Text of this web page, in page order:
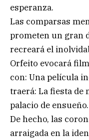
esperanza.
Las comparsas
prometen un gran
recreará el
Orfeito evocará
con: Una película
traerá: La fiesta de
palacio de ensueño.
De hecho, las
arraigada en la